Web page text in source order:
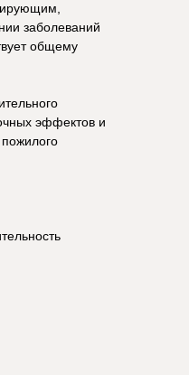
заболеваний
общему
эффектов и